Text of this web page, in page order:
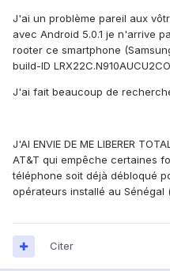
J'ai un problème pareil aux
avec Android 5.0.1 je n'arrive
rooter ce smartphone
build-ID
J'ai fait beaucoup de
J'AI ENVIE DE ME LIBERER
AT&T qui empêche certaines
téléphone soit déjà débloqué
opérateurs installé au Sénégal
Citer